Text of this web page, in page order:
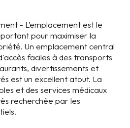
- L’emplacement est le
pour maximiser la
Un emplacement central
faciles à des transports
divertissements et
est un excellent atout. La
et des services médicaux
recherchée par les